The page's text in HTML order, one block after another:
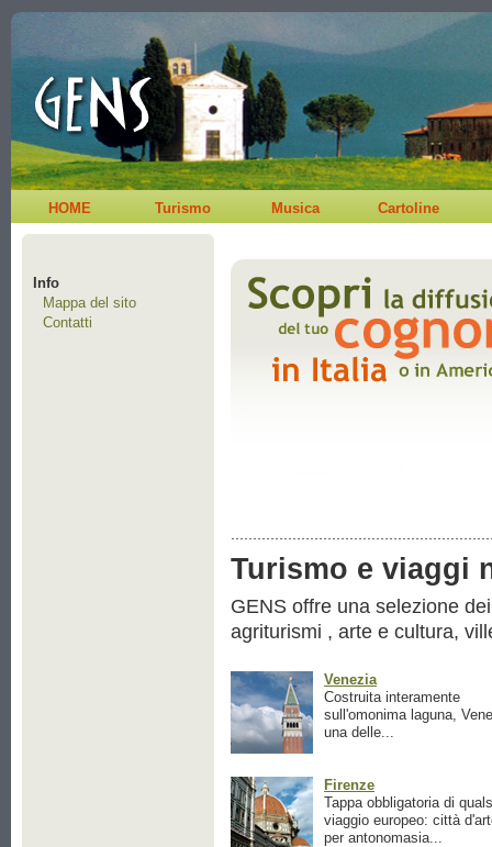
HOME Turismo Musica Cartoline
Info
Mappa del sito
Contatti
Turismo e viaggi
GENS offre una selezione
agriturismi , arte e cultura,
Venezia
Costruita interamente
sull'omonima laguna,
una delle...
Firenze
Tappa obbligatoria di
viaggio europeo: città
per antonomasia...